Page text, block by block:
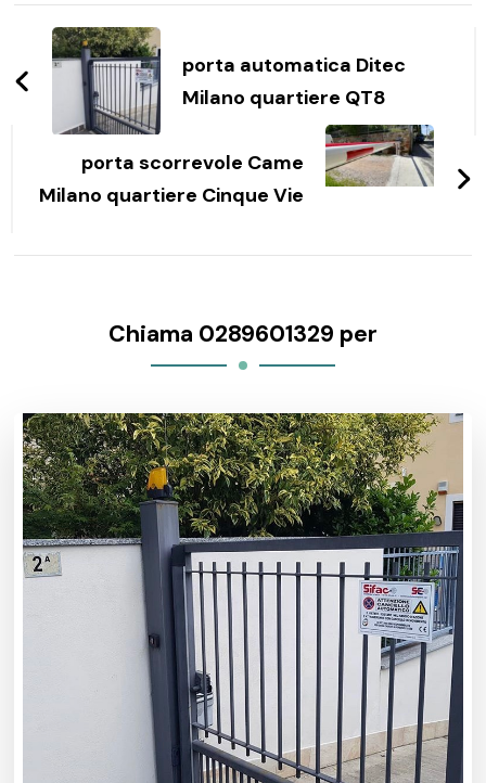
Navigazione
articoli
porta automatica Ditec
Milano quartiere QT8
porta scorrevole Came
Milano quartiere Cinque Vie
Chiama 0289601329 per